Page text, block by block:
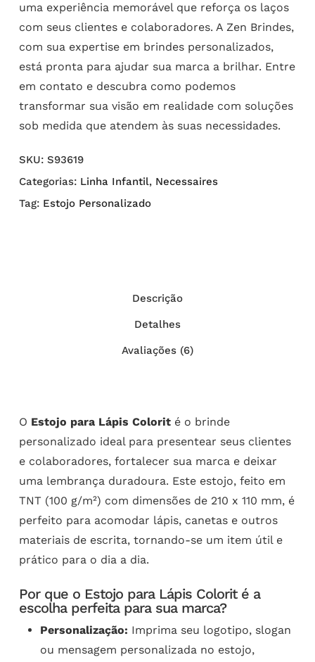
uma experiência memorável que reforça os laços
com seus clientes e colaboradores. A Zen Brindes,
com sua expertise em brindes personalizados,
está pronta para ajudar sua marca a brilhar. Entre
em contato e descubra como podemos
transformar sua visão em realidade com soluções
sob medida que atendem às suas necessidades.
SKU: S93619
Categorias: Linha Infantil, Necessaires
Tag: Estojo Personalizado
Descrição
Detalhes
Avaliações (6)
O Estojo para Lápis Colorité o brinde
personalizado ideal para presentear seus clientes
e colaboradores, fortalecer sua marca e deixar
uma lembrança duradoura. Este estojo, feito em
TNT (100 g/m²) com dimensões de 210 x 110 mm, é
perfeito para acomodar lápis, canetas e outros
materiais de escrita, tornando-se um item útil e
prático para o dia a dia.
Por que o Estojo para Lápis Colorit é a
escolha perfeita para sua marca?
Personalização: Imprima seu logotipo, slogan
ou mensagem personalizada no estojo,